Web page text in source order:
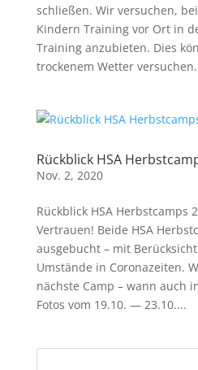
schließen. Wir versuchen,
Kindern Training vor Ort in
Training anzubieten. Dies
trockenem Wetter
Rückblick HSA
Nov. 2, 2020
Rückblick HSA Herbstcamps
Vertrauen! Beide HSA
ausgebucht – mit
Umstände in Coronazeiten.
nächste Camp – wann auch
Fotos vom 19.10. — 23.10....